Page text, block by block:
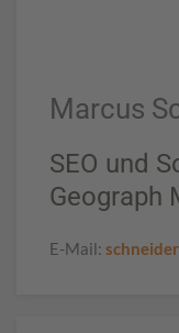
Marcus
SEO und
Geograph
E-Mail: